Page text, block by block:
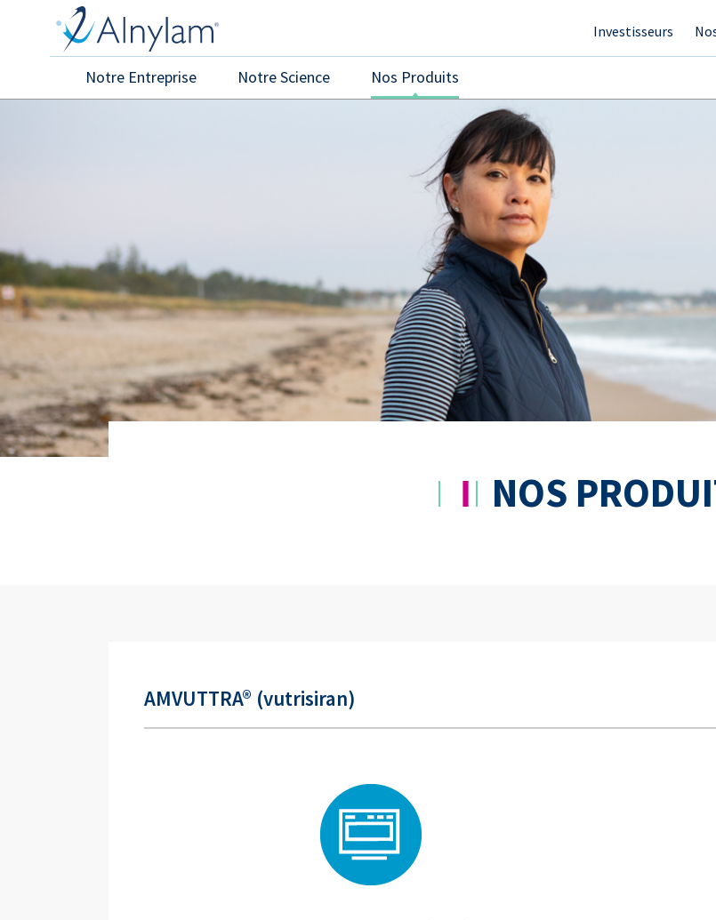
Skip to main content
Investisseurs
Notre Entreprise Notre Science Nos Produits
NOS
AMVUTTRA® (vutrisiran)